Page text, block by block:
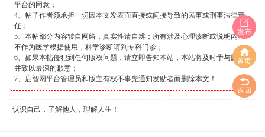
平台的同意；
4、帖子作者须承担一切因本文发表而直接或间接导致的民事或刑事法律责
任；
5、本帖部分内容转自网络，真实性请自辨；所有涉及心理诊断或说明内容
不作为医学根据使用，科学诊断请到专科门诊；
6、如果本帖侵犯到任何版权问题，请立即告知本站，本站将及时予与删除
并致以最深的歉意；
7、启智网平台管理员和版主有权不事先通知发贴者而删除本文！
认识自己，了解他人，理解人生！
发布
首页
返回